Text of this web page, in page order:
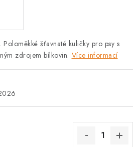
šťavnaté kuličky pro psy s
zdrojem bílkovin. Více informací